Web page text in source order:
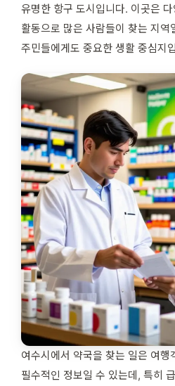
유명한 항구 도시입니다. 이곳은
활동으로 많은 사람들이 찾는 지역
주민들에게도 중요한 생활 중심지
여수시에서 약국을 찾는 일은 여행
필수적인 정보일 수 있는데, 특히